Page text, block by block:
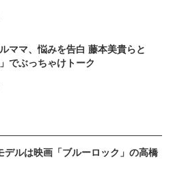
ママ、悩みを告白 藤本美貴らと
でぶっちゃけトーク
デルは映画「ブルーロック」の高橋